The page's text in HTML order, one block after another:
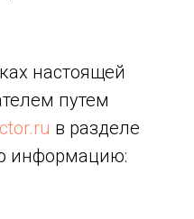
настоящей
путем
в разделе
информацию: